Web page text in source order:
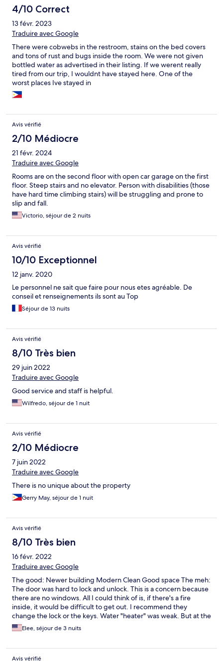
4/10 Correct
13 févr. 2023
Traduire avec Google
There were cobwebs in the restroom, stains on the bed covers
and tons of rust and bugs inside the room. We were not given
bottled water as advertised in their listing. If we werent really
tired from our trip, I wouldnt have stayed here. One of the
worst places Ive stayed in
Avis vérifié
2/10 Médiocre
21 févr. 2024
Traduire avec Google
Rooms are on the second floor with open car garage on the first
floor. Steep stairs and no elevator. Person with disabilities (those
have hard time climbing stairs) will be struggling and prone to
slip and fall.
Victorio, séjour de 2 nuits
Avis vérifié
10/10 Exceptionnel
12 janv. 2020
Le personnel ne sait que faire pour nous etes agréable. De
conseil et renseignements ils sont au Top
Séjour de 13 nuits
Avis vérifié
8/10 Très bien
29 juin 2022
Traduire avec Google
Good service and staff is helpful.
Wilfredo, séjour de 1 nuit
Avis vérifié
2/10 Médiocre
7 juin 2022
Traduire avec Google
There is no unique about the property
Gerry May, séjour de 1 nuit
Avis vérifié
8/10 Très bien
16 févr. 2022
Traduire avec Google
The good: Newer building Modern Clean Good space The meh:
The door was hard to lock and unlock. This is a concern because
there are no windows. All I could think of is, if there's a fire
inside, it would be difficult to get out. I recommend they
change the lock or the keys. Water "heater" was weak. But at the
same time, it's quite humid and warm so this wasn't a very big
deal. No food services. Construction right in front, they are
Elee, séjour de 3 nuits
Avis vérifié